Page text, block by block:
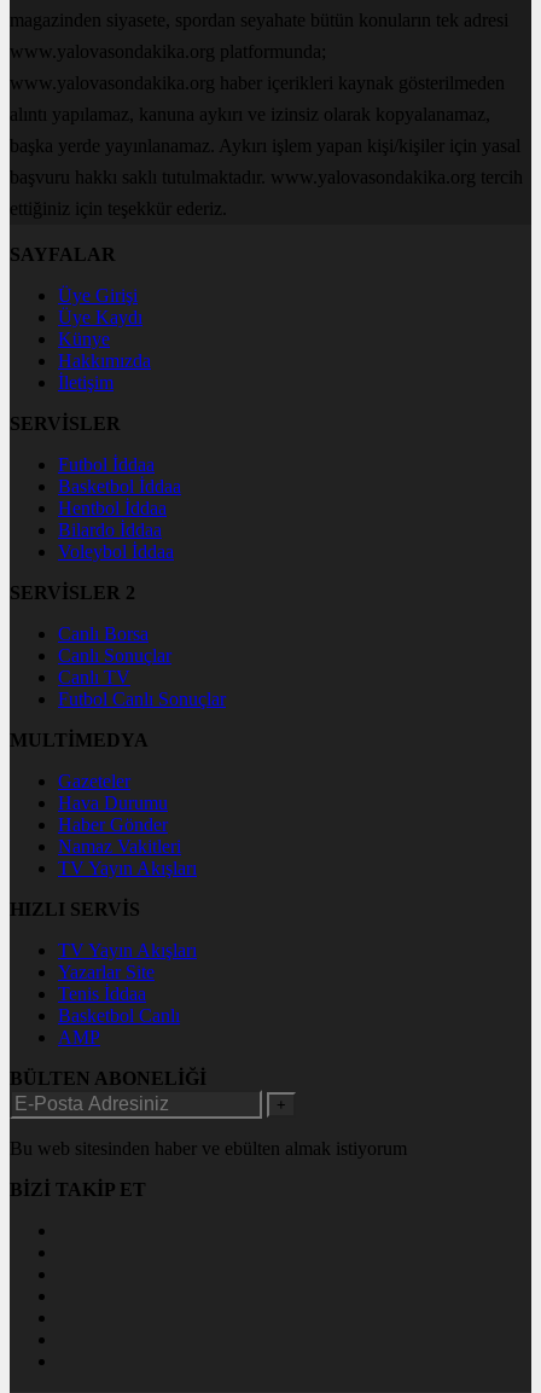
magazinden siyasete, spordan seyahate bütün konuların tek adresi
www.yalovasondakika.org platformunda;
www.yalovasondakika.org haber içerikleri kaynak gösterilmeden
alıntı yapılamaz, kanuna aykırı ve izinsiz olarak kopyalanamaz,
başka yerde yayınlanamaz. Aykırı işlem yapan kişi/kişiler için yasal
başvuru hakkı saklı tutulmaktadır. www.yalovasondakika.org tercih
ettiğiniz için teşekkür ederiz.
SAYFALAR
Üye Girişi
Üye Kaydı
Künye
Hakkımızda
İletişim
SERVİSLER
Futbol İddaa
Basketbol İddaa
Hentbol İddaa
Bilardo İddaa
Voleybol İddaa
SERVİSLER 2
Canlı Borsa
Canlı Sonuçlar
Canlı TV
Futbol Canlı Sonuçlar
MULTİMEDYA
Gazeteler
Hava Durumu
Haber Gönder
Namaz Vakitleri
TV Yayın Akışları
HIZLI SERVİS
TV Yayın Akışları
Yazarlar Site
Tenis İddaa
Basketbol Canlı
AMP
BÜLTEN ABONELİĞİ
+
Bu web sitesinden haber ve ebülten almak istiyorum
BİZİ TAKİP ET